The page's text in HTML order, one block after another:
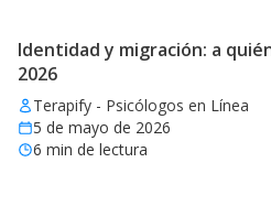
Identidad y migración: a
2026
Terapify - Psicólogos en Línea
5 de mayo de 2026
6 min de lectura